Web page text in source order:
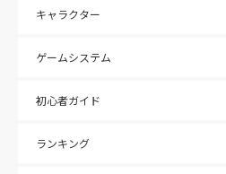
キャラクター
ゲームシステム
初心者ガイド
ランキング